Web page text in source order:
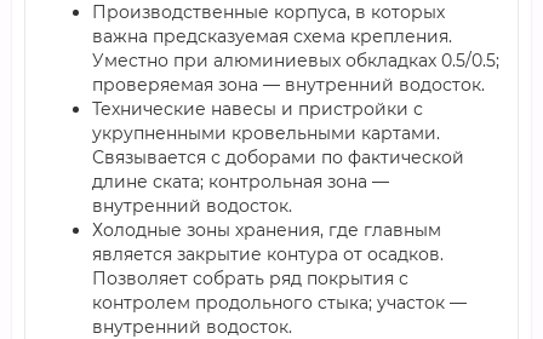
Производственные корпуса, в которых
важна предсказуемая схема крепления.
Уместно при алюминиевых обкладках 0.5/0.5;
проверяемая зона — внутренний водосток.
Технические навесы и пристройки с
укрупненными кровельными картами.
Связывается с доборами по фактической
длине ската; контрольная зона —
внутренний водосток.
Холодные зоны хранения, где главным
является закрытие контура от осадков.
Позволяет собрать ряд покрытия с
контролем продольного стыка; участок —
внутренний водосток.